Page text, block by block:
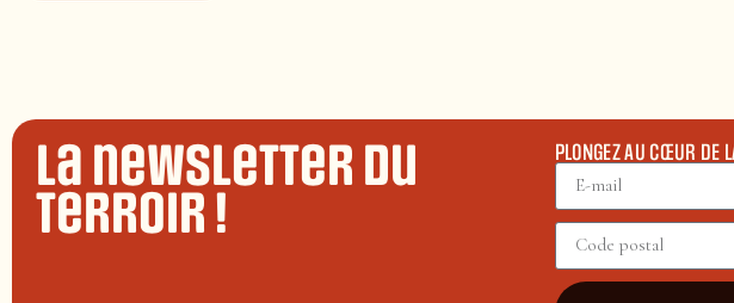
La newsletter du
terroir !
PLONGEZ AU CŒUR DE